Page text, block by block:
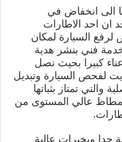
الى انخفاض في
ان احد الاطارات
السيارة لمكان
فني بنشر هدية
كبيرا بحيث نصل
لفحص السيارة وتبديل
والتي تمتاز بثباتها
عالي المستوى من
جدا وبخبرات عالية